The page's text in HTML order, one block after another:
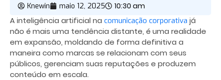
Knewin maio 12, 2025 10:30 am
A inteligência artificial na comunicação corporativa já
não é mais uma tendência distante, é uma realidade
em expansão, moldando de forma definitiva a
maneira como marcas se relacionam com seus
públicos, gerenciam suas reputações e produzem
conteúdo em escala.